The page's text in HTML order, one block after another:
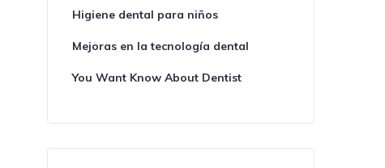
Higiene dental para niños
Mejoras en la tecnología dental
You Want Know About Dentist